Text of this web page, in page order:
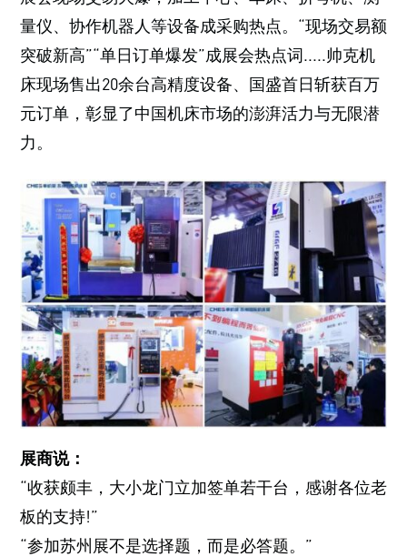
量仪、协作机器人等设备成采购热点。“现场交易额
突破新高”“单日订单爆发”成展会热点词.....帅克机
床现场售出20余台高精度设备、国盛首日斩获百万
元订单，彰显了中国机床市场的澎湃活力与无限潜
力。
展商说：
“收获颇丰，大小龙门立加签单若干台，感谢各位老
板的支持!”
“参加苏州展不是选择题，而是必答题。”